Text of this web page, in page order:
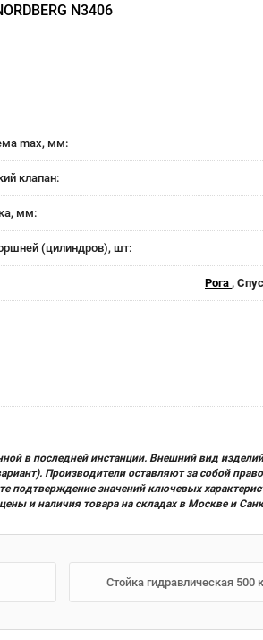
N3406
max, мм:
клапан:
мм:
(цилиндров), шт:
Рога ,
в последней инстанции. Внешний вид
Производители оставляют за собой
подтверждение значений ключевых
и наличия товара на складах в Москве и
Стойка гидравлическая 500